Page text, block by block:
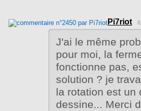
Pi7riot
J'ai le même
pour moi, la
fonctionne pas,
solution ? je
la rotation est un
dessine... Merci